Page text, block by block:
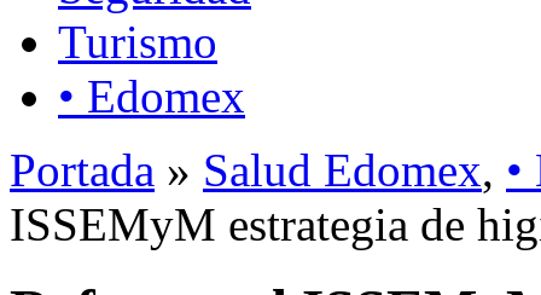
Turismo
• Edomex
Portada » Salud Edomex, •
ISSEMyM estrategia de